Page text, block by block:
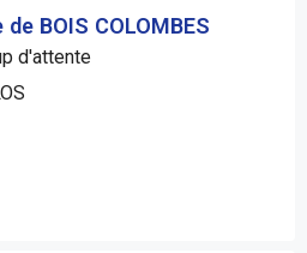
BOIS COLOMBES
d'attente